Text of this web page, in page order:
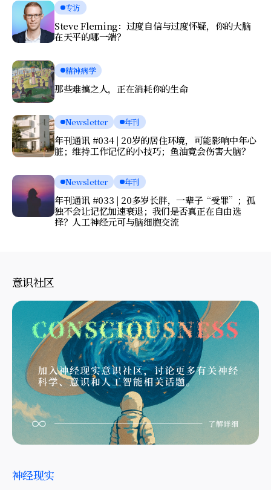
专访
Steve Fleming：过度自信与过度怀疑，你的大脑
在天平的哪一端？
精神病学
那些难搞之人，正在消耗你的生命
Newsletter 年刊
年刊通讯 #034 | 20岁的居住环境，可能影响中年心
脏；维持工作记忆的小技巧；鱼油竟会伤害大脑？
Newsletter 年刊
年刊通讯 #033 | 20多岁长胖，一辈子“受罪”；孤
独不会让记忆加速衰退；我们是否真正在自由选
择？人工神经元可与脑细胞交流
意识社区
神经现实